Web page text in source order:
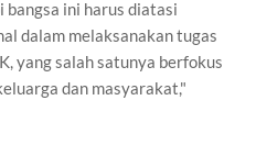
bangsa ini harus diatasi
dalam melaksanakan tugas
yang salah satunya berfokus
dan masyarakat,"